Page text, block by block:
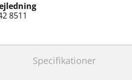
8511
Specifikationer